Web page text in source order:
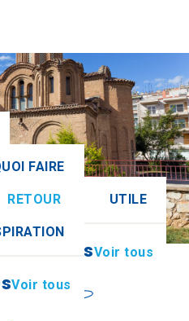
FAIRE
RETOUR UTILE
Voir tous
Voir tous